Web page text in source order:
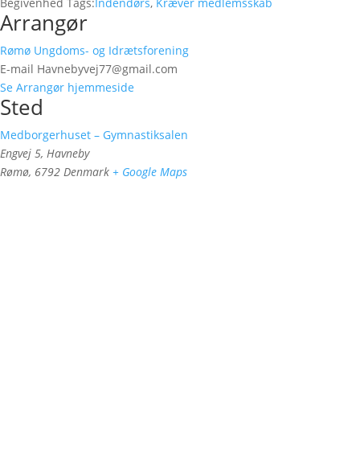
Arrangør
Rømø Ungdoms- og Idrætsforening
E-mail Havnebyvej77@gmail.com
Se Arrangør hjemmeside
Sted
Medborgerhuset – Gymnastiksalen
Engvej 5, Havneby
Rømø, 6792 Denmark + Google Maps